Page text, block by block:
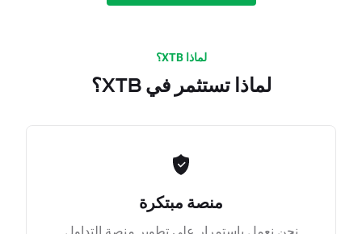
لماذا XTB؟
لماذا تستثمر في XTB؟
منصة مبتكرة